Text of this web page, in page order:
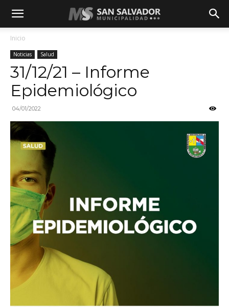
Inicio
Noticias Salud
31/12/21 – Informe
Epidemiológico
04/01/2022